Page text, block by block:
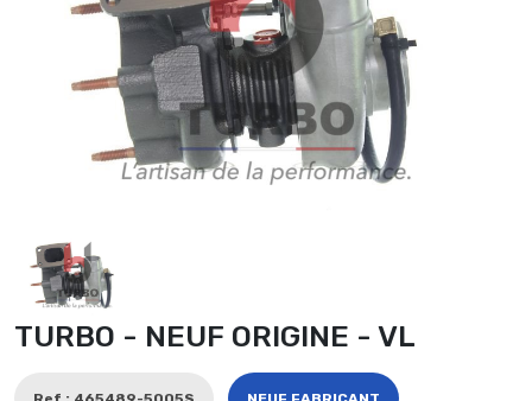
TURBO - NEUF ORIGINE - VL